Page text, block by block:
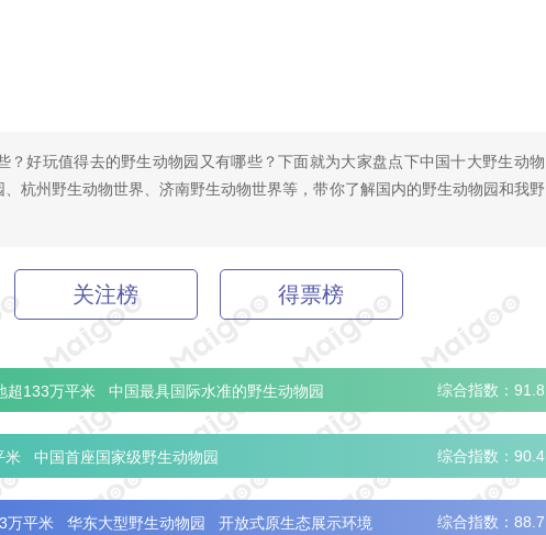
？好玩值得去的野生动物园又有哪些？下面就为大家盘点下中国十大野生动物
杭州野生动物世界、济南野生动物世界等，带你了解国内的野生动物园和我野
关注榜 得票榜
超133万平米 中国最具国际水准的野生动物园
带雨林 全球唯一存活大熊猫三胞胎
以及缆车观赏
综合指数：91.8
米 中国首座国家级野生动物园
大圈养川金丝猴种群 全国最大环尾狐猴种群
综合指数：90.4
万平米 华东大型野生动物园 开放式原生态展示环境 综合指数：88.7